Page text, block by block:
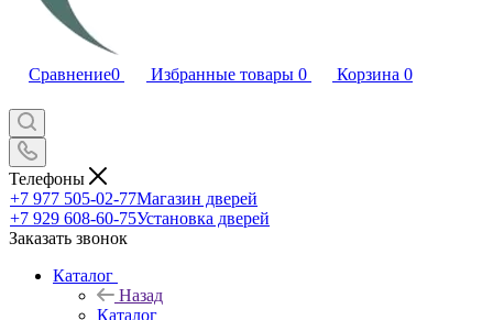
Сравнение0 Избранные товары 0 Корзина 0
Телефоны
+7 977 505-02-77Магазин дверей
+7 929 608-60-75Установка дверей
Заказать звонок
Каталог
Назад
Каталог